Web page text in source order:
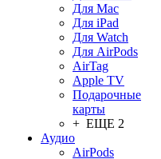
Для Mac
Для iPad
Для Watch
Для AirPods
AirTag
Apple TV
Подарочные
карты
+ ЕЩЕ 2
Аудио
AirPods